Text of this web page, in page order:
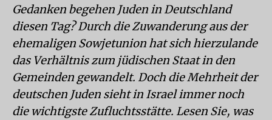
Gedanken begehen Juden in Deutschland
diesen Tag? Durch die Zuwanderung aus der
ehemaligen Sowjetunion hat sich hierzulande
das Verhältnis zum jüdischen Staat in den
Gemeinden gewandelt. Doch die Mehrheit der
deutschen Juden sieht in Israel immer noch
die wichtigste Zufluchtsstätte. Lesen Sie, was